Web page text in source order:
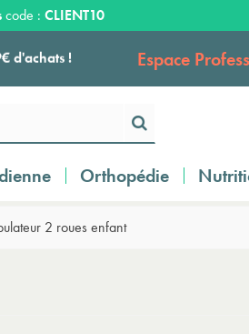
d'achats !
à partir de
code : CLIENT10
Espace
Orthopédie
2 roues enfant